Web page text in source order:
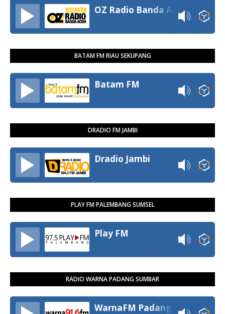
BATAM FM RIAU SEKUPANG
Batam FM
DRADIO FM JAMBI
Dradio Jambi
PLAY FM PALEMBANG SUMSEL
Play FM
RADIO WARNA PADANG SUMBAR
WarnaFM Padang